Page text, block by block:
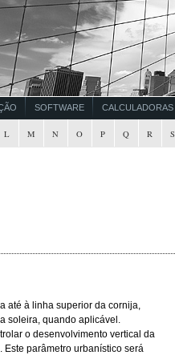
SOFTWARE CALCULADORAS
L M N O P Q R S
até à linha superior da cornija,
soleira, quando aplicável.
o desenvolvimento vertical da
parâmetro urbanístico será